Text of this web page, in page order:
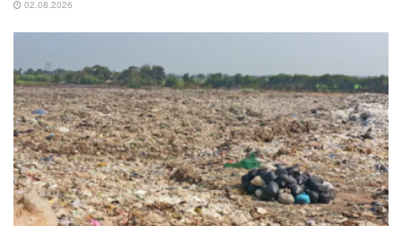
02.08.2026